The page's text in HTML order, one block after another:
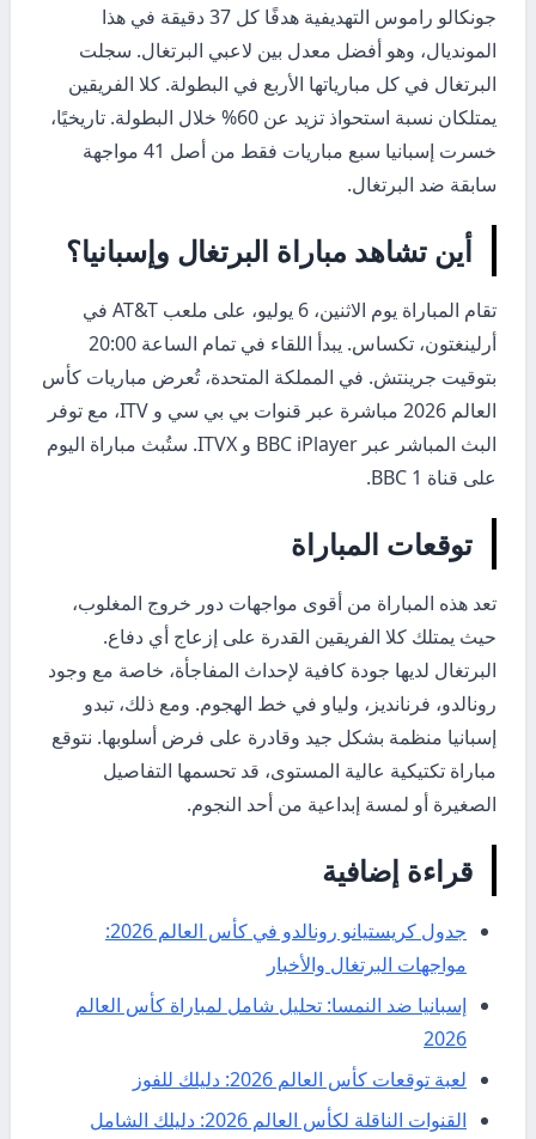
جونكالو راموس التهديفية هدفًا كل 37 دقيقة في هذا
المونديال، وهو أفضل معدل بين لاعبي البرتغال. سجلت
البرتغال في كل مبارياتها الأربع في البطولة. كلا الفريقين
يمتلكان نسبة استحواذ تزيد عن 60% خلال البطولة. تاريخيًا،
خسرت إسبانيا سبع مباريات فقط من أصل 41 مواجهة
سابقة ضد البرتغال.
أين تشاهد مباراة البرتغال وإسبانيا؟
تقام المباراة يوم الاثنين، 6 يوليو، على ملعب AT&T في
أرلينغتون، تكساس. يبدأ اللقاء في تمام الساعة 20:00
بتوقيت جرينتش. في المملكة المتحدة، تُعرض مباريات كأس
العالم 2026 مباشرة عبر قنوات بي بي سي و ITV، مع توفر
البث المباشر عبر BBC iPlayer و ITVX. ستُبث مباراة اليوم
على قناة BBC 1.
توقعات المباراة
تعد هذه المباراة من أقوى مواجهات دور خروج المغلوب،
حيث يمتلك كلا الفريقين القدرة على إزعاج أي دفاع.
البرتغال لديها جودة كافية لإحداث المفاجأة، خاصة مع وجود
رونالدو، فرنانديز، ولياو في خط الهجوم. ومع ذلك، تبدو
إسبانيا منظمة بشكل جيد وقادرة على فرض أسلوبها. نتوقع
مباراة تكتيكية عالية المستوى، قد تحسمها التفاصيل
الصغيرة أو لمسة إبداعية من أحد النجوم.
قراءة إضافية
جدول كريستيانو رونالدو في كأس العالم 2026:
مواجهات البرتغال والأخبار
إسبانيا ضد النمسا: تحليل شامل لمباراة كأس العالم
2026
لعبة توقعات كأس العالم 2026: دليلك للفوز
القنوات الناقلة لكأس العالم 2026: دليلك الشامل